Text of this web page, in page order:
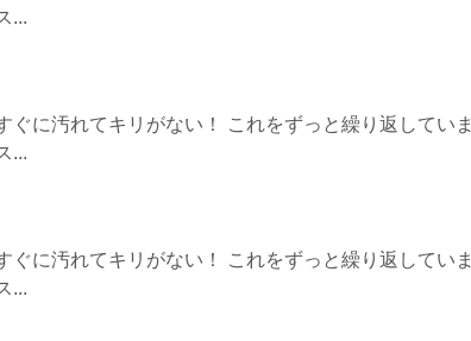
...
に汚れてキリがない！ これをずっと繰り返していま
...
に汚れてキリがない！ これをずっと繰り返していま
...